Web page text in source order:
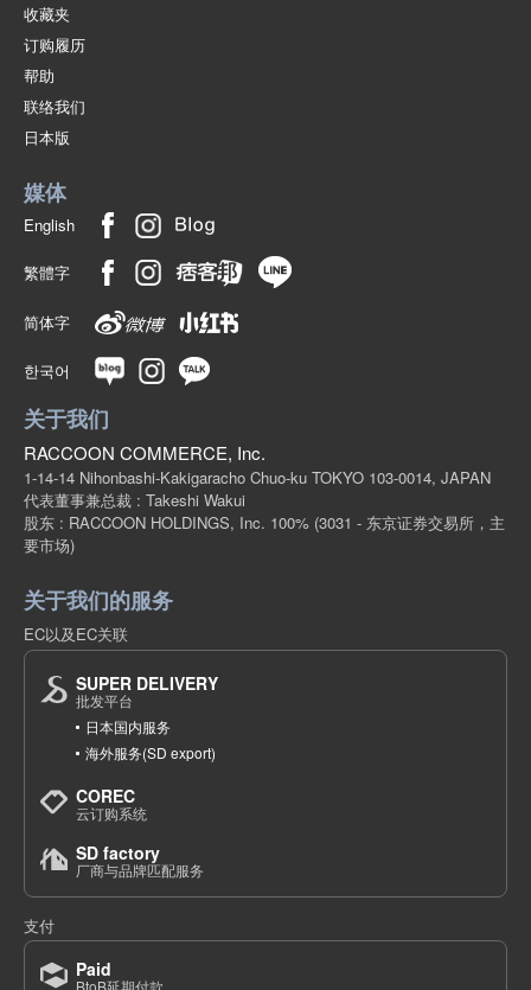
收藏夹
订购履历
帮助
联络我们
日本版
媒体
English
繁體字
简体字
한국어
关于我们
RACCOON COMMERCE, Inc.
1-14-14 Nihonbashi-Kakigaracho Chuo-ku TOKYO 103-0014, JAPAN
代表董事兼总裁 : Takeshi Wakui
股东 : RACCOON HOLDINGS, Inc. 100% (3031 - 东京证券交易所，主
要市场)
关于我们的服务
EC以及EC关联
SUPER DELIVERY
批发平台
日本国内服务
海外服务(SD export)
COREC
云订购系统
SD factory
厂商与品牌匹配服务
支付
Paid
BtoB延期付款